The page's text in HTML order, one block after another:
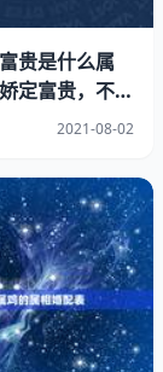
一的个性，他
自己的婚姻和
心是比较丰富而
个小小的缺点。
，首先都是愿意
、忠于另一半，
贵是什么属
定富贵，不是
。这句话是什
2021-08-02